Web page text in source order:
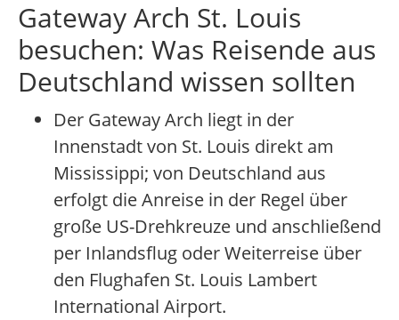
Gateway Arch St. Louis
besuchen: Was Reisende aus
Deutschland wissen sollten
Der Gateway Arch liegt in der
Innenstadt von St. Louis direkt am
Mississippi; von Deutschland aus
erfolgt die Anreise in der Regel über
große US-Drehkreuze und anschließend
per Inlandsflug oder Weiterreise über
den Flughafen St. Louis Lambert
International Airport.